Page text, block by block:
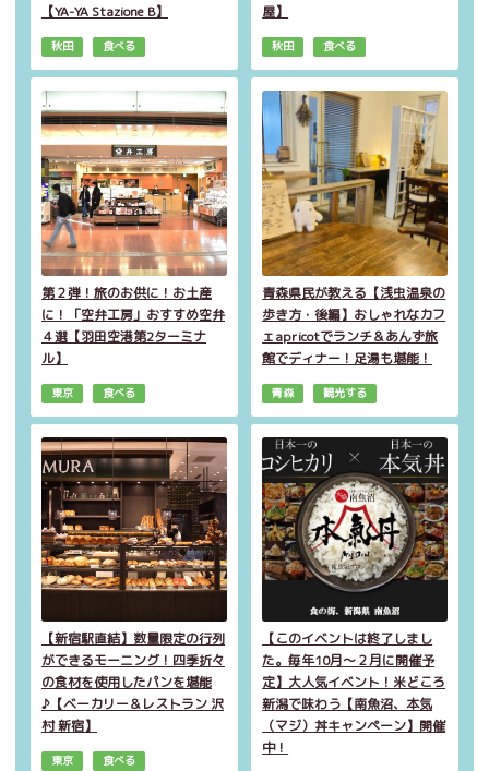
【YA-YA Stazione B】
秋田 食べる
屋】
秋田 食べる
第２弾！旅のお供に！お土産
に！「空弁工房」おすすめ空弁
４選【羽田空港第2ターミナ
ル】
東京 食べる
青森県民が教える【浅虫温泉の
歩き方・後編】おしゃれなカフ
ェapricotでランチ＆あんず旅
館でディナー！足湯も堪能！
青森 観光する
【新宿駅直結】数量限定の行列
ができるモーニング！四季折々
の食材を使用したパンを堪能
♪【ベーカリー＆レストラン 沢
村 新宿】
東京 食べる
【このイベントは終了しまし
た。毎年10月～２月に開催予
定】大人気イベント！米どころ
新潟で味わう【南魚沼、本気
（マジ）丼キャンペーン】開催
中！